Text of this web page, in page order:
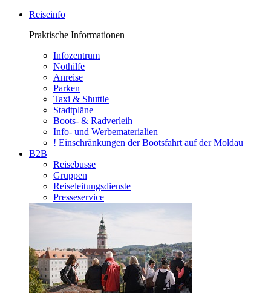
Reiseinfo
Praktische Informationen
Infozentrum
Nothilfe
Anreise
Parken
Taxi & Shuttle
Stadtpläne
Boots- & Radverleih
Info- und Werbematerialien
! Einschränkungen der Bootsfahrt auf der Moldau
B2B
Reisebusse
Gruppen
Reiseleitungsdienste
Presseservice